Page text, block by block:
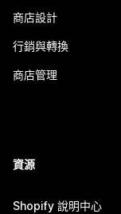
商店設計
行銷與轉換
商店管理
資源
Shopify 說明中心